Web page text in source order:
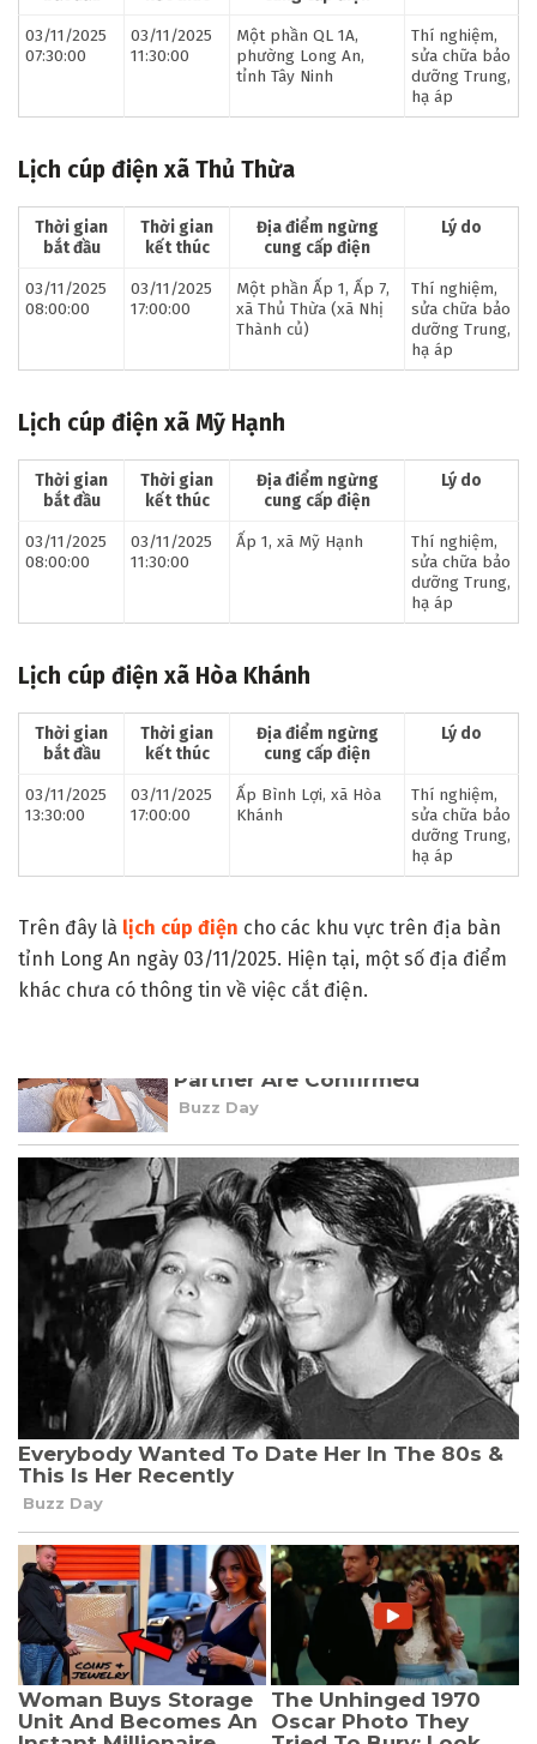
03/11/2025
07:30:00
03/11/2025
11:30:00
Một phần QL 1A,
phường Long An,
tỉnh Tây Ninh
Thí nghiệm,
sửa chữa bảo
dưỡng Trung,
hạ áp
Lịch cúp điện xã Thủ Thừa
Thời gian
bắt đầu
Thời gian
kết thúc
Địa điểm ngừng
cung cấp điện
Lý do
03/11/2025
08:00:00
03/11/2025
17:00:00
Một phần Ấp 1, Ấp 7,
xã Thủ Thừa (xã Nhị
Thành củ)
Thí nghiệm,
sửa chữa bảo
dưỡng Trung,
hạ áp
Lịch cúp điện xã Mỹ Hạnh
Thời gian
bắt đầu
Thời gian
kết thúc
Địa điểm ngừng
cung cấp điện
Lý do
03/11/2025
08:00:00
03/11/2025
11:30:00
Ấp 1, xã Mỹ Hạnh
Thí nghiệm,
sửa chữa bảo
dưỡng Trung,
hạ áp
Lịch cúp điện xã Hòa Khánh
Thời gian
bắt đầu
Thời gian
kết thúc
Địa điểm ngừng
cung cấp điện
Lý do
03/11/2025
13:30:00
03/11/2025
17:00:00
Ấp Bình Lợi, xã Hòa
Khánh
Thí nghiệm,
sửa chữa bảo
dưỡng Trung,
hạ áp
Trên đây là lịch cúp điện cho các khu vực trên địa bàn
tỉnh Long An ngày 03/11/2025. Hiện tại, một số địa điểm
khác chưa có thông tin về việc cắt điện.